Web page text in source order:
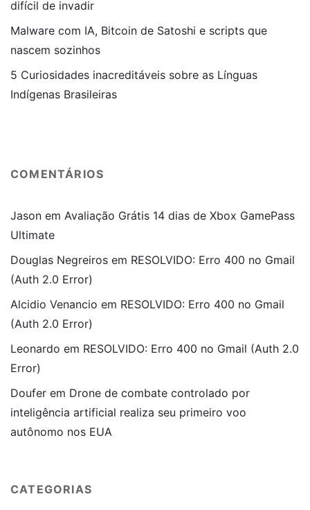
difícil de invadir
Malware com IA, Bitcoin de Satoshi e scripts que
nascem sozinhos
5 Curiosidades inacreditáveis sobre as Línguas
Indígenas Brasileiras
COMENTÁRIOS
Jason em Avaliação Grátis 14 dias de Xbox GamePass
Ultimate
Douglas Negreiros em RESOLVIDO: Erro 400 no Gmail
(Auth 2.0 Error)
Alcidio Venancio em RESOLVIDO: Erro 400 no Gmail
(Auth 2.0 Error)
Leonardo em RESOLVIDO: Erro 400 no Gmail (Auth 2.0
Error)
Doufer em Drone de combate controlado por
inteligência artificial realiza seu primeiro voo
autônomo nos EUA
CATEGORIAS